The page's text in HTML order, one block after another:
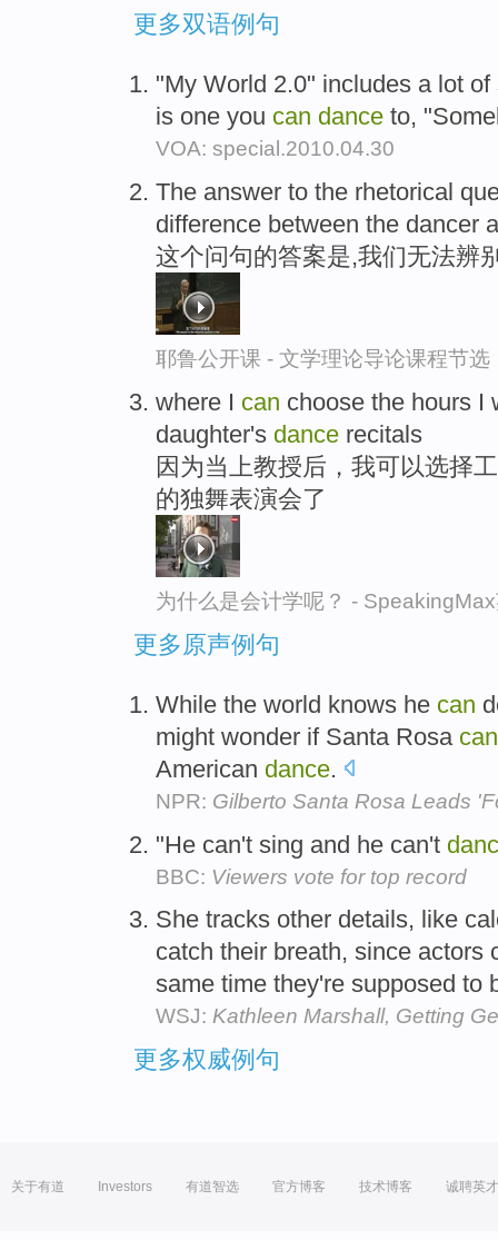
更多双语例句
"My World 2.0" includes a lot
is one you can dance to,
VOA: special.2010.04.30
The answer to the rhetorical
difference between the dancer
这个问句的答案是,我们无法辨
耶鲁公开课 - 文学理论导论课程节选
where I can choose the hours I
daughter's dance recitals
因为当上教授后，我可以选择
的独舞表演会了
为什么是会计学呢？ -
更多原声例句
While the world knows he can
might wonder if Santa Rosa can
American dance.
NPR: Gilberto Santa Rosa Leads
"He can't sing and he can't
BBC: Viewers vote for top record
She tracks other details, like
catch their breath, since actors
same time they're supposed to
WSJ: Kathleen Marshall, Getting
更多权威例句
关于有道 Investors 有道智选 官方博客 技术博客 诚聘英才